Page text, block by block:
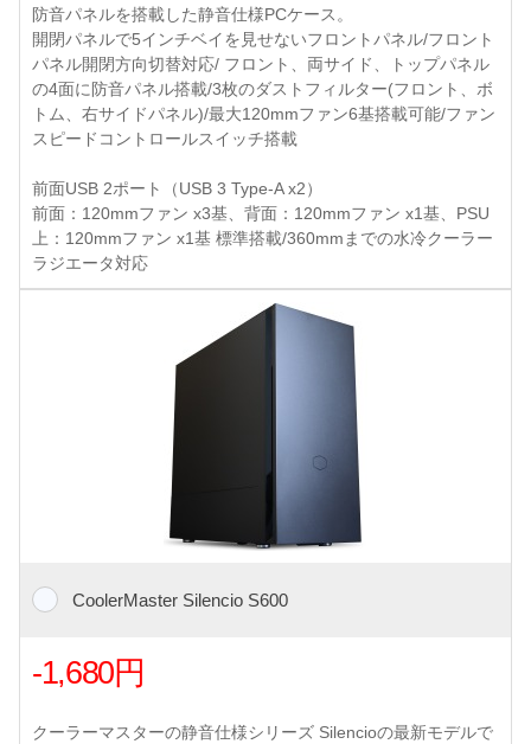
防音パネルを搭載した静音仕様PCケース。
開閉パネルで5インチベイを見せないフロントパネル/フロント
パネル開閉方向切替対応/ フロント、両サイド、トップパネル
の4面に防音パネル搭載/3枚のダストフィルター(フロント、ボ
トム、右サイドパネル)/最大120mmファン6基搭載可能/ファン
スピードコントロールスイッチ搭載
前面USB 2ポート（USB 3 Type-A x2）
前面：120mmファン x3基、背面：120mmファン x1基、PSU
上：120mmファン x1基 標準搭載/360mmまでの水冷クーラー
ラジエータ対応
CoolerMaster Silencio S600
-1,680円
クーラーマスターの静音仕様シリーズ Silencioの最新モデルで